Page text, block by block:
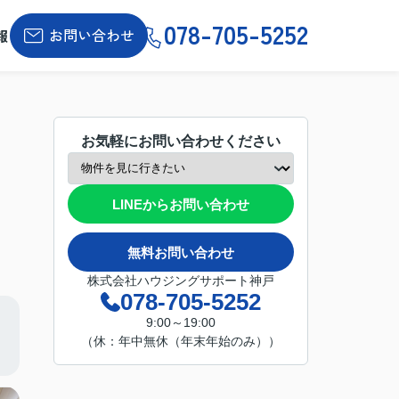
お問い合わせ 078-705-5252
お気軽にお問い合わせください
LINEからお問い合わせ
無料お問い合わせ
株式会社ハウジングサポート神戸
078-705-5252
9:00～19:00
（休：年中無休（年末年始のみ））